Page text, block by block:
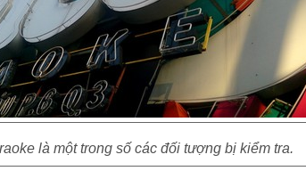
là một trong số các đối tượng bị kiểm tra.